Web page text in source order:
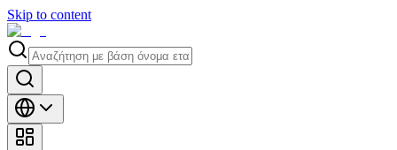
Skip to content